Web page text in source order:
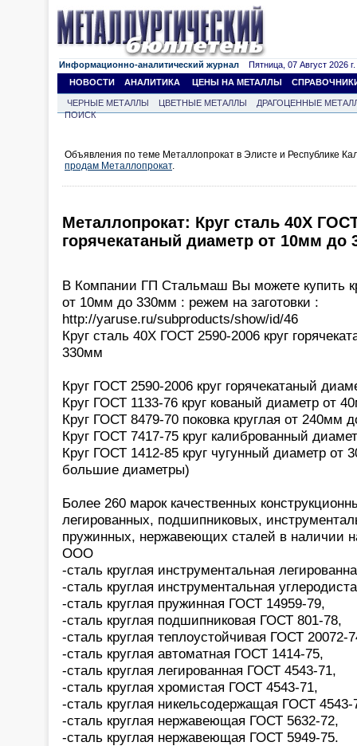
Информационно-аналитический журнал Пятница, 07 Август 2026 г.
НОВОСТИ
АНАЛИТИКА ЦЕНЫ НА МЕТАЛЛЫ
ЧЕРНЫЕ МЕТАЛЛЫ ЦВЕТНЫЕ МЕТАЛЛЫ
ДРАГОЦЕННЫЕ
ПОИСК
Объявления по теме Металлопрокат в Элисте и Республике
продам Металлопрокат.
Металлопрокат: Круг сталь 40Х
горячекатаный диаметр от 10мм до
В Компании ГП Стальмаш Вы можете купить
от 10мм до 330мм : режем на заготовки :
http://yaruse.ru/subproducts/show/id/46
Круг сталь 40Х ГОСТ 2590-2006 круг
330мм
Круг ГОСТ 2590-2006 круг горячекатаный
Круг ГОСТ 1133-76 круг кованый диаметр от
Круг ГОСТ 8479-70 поковка круглая от 240мм
Круг ГОСТ 7417-75 круг калиброванный
Круг ГОСТ 1412-85 круг чугунный диаметр от
большие диаметры)
Более 260 марок качественных
легированных, подшипниковых,
пружинных, нержавеющих сталей в наличии
ООО
-сталь круглая инструментальная
-сталь круглая инструментальная
-сталь круглая пружинная ГОСТ 14959-79,
-сталь круглая подшипниковая ГОСТ 801-78,
-сталь круглая теплоустойчивая ГОСТ 20072-
-сталь круглая автоматная ГОСТ 1414-75,
-сталь круглая легированная ГОСТ 4543-71,
-сталь круглая хромистая ГОСТ 4543-71,
-сталь круглая никельсодержащая ГОСТ 4543-
-сталь круглая нержавеющая ГОСТ 5632-72,
-сталь круглая нержавеющая ГОСТ 5949-75.